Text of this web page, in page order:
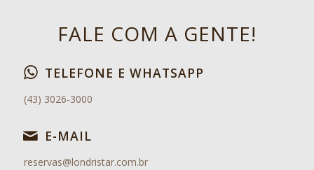
FALE COM A GENTE!
TELEFONE E WHATSAPP
(43) 3026-3000
E-MAIL
reservas@londristar.com.br